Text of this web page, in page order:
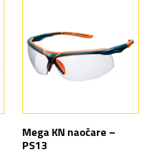
Mega KN naočare –
PS13